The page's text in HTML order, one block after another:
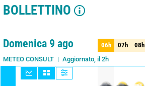
BOLLETTINO
1 giorno 3 giorni 15 giorni
Domenica 9 ago
METEO CONSULT Aggiornato, il 2h
06h 07h 08h
06h 07h 08h